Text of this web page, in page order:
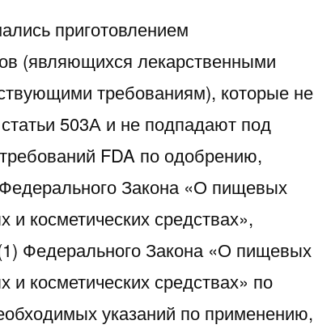
приготовлением
(являющихся лекарственными
требованиям), которые не
503А и не подпадают под
FDA по одобрению,
Закона «О пищевых
и косметических средствах»,
Федерального Закона «О пищевых
и косметических средствах» по
указаний по применению,